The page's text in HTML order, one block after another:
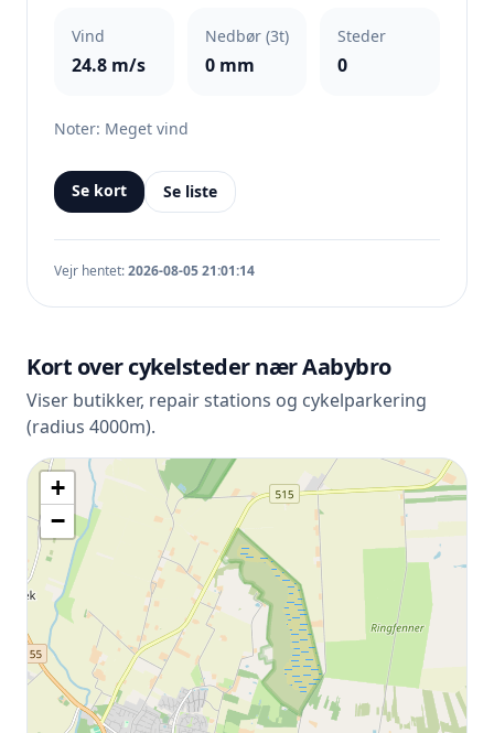
Vind
24.8 m/s
Nedbør (3t)
0 mm
Steder
0
Noter: Meget vind
Se kort Se liste
Vejr hentet:2026-08-05 21:01:14
Kort over cykelsteder nær Aabybro
Viser butikker, repair stations og cykelparkering
(radius 4000m).
+
−